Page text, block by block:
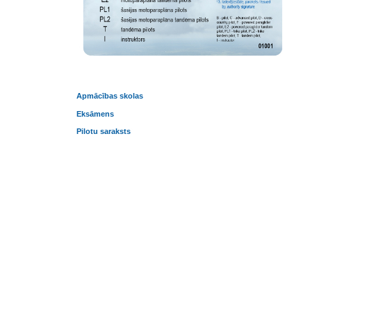
Apmācības skolas
Eksāmens
Pilotu saraksts